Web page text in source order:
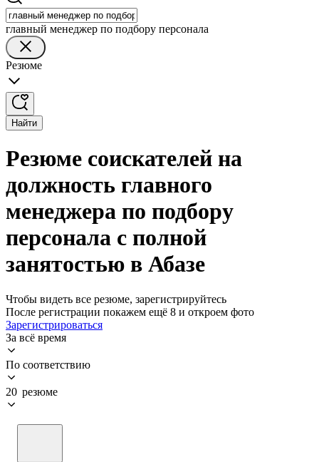
главный менеджер по подбору персонала
Резюме
Найти
Резюме соискателей на
должность главного
менеджера по подбору
персонала с полной
занятостью в Абазе
Чтобы видеть все резюме, зарегистрируйтесь
После регистрации покажем ещё 8 и откроем фото
Зарегистрироваться
За всё время
По соответствию
20 резюме